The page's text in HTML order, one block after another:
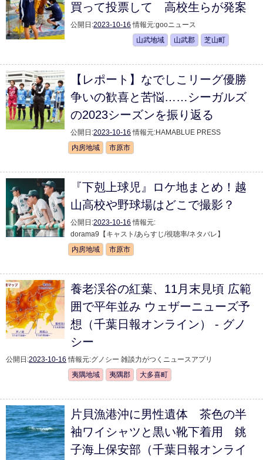
買って投票して 高校生らが発案
公開日:2023-10-16 情報元:gooニュース
山武地域
山武郡 芝山町
【レポート】なでしこリーグ優勝
争いの歓喜と苦悩……シーガルズ
の2023シーズンを振り返る
公開日:2023-10-16 情報元:HAMABLUE PRESS
内房地域
市原市
『下剋上球児』ロケ地まとめ！越
山高校や野球場はどこで撮影？
公開日:2023-10-16 情報元:
dorama9【キャスト/あらすじ/視聴率/ネタバレ】
内房地域
市原市
養老渓谷の紅葉、11月末見頃 広範
囲で平年並み ウェザーニューズ予
想（千葉日報オンライン） - グノ
シー
公開日:2023-10-16 情報元:グノシー 雑談力がつくニュースアプリ
夷隅地域
夷隅郡 大多喜町
片貝漁港沖に男性遺体 茶色の半
袖ワイシャツと黒い靴下着用 銚
子海上保安部（千葉日報オンライ